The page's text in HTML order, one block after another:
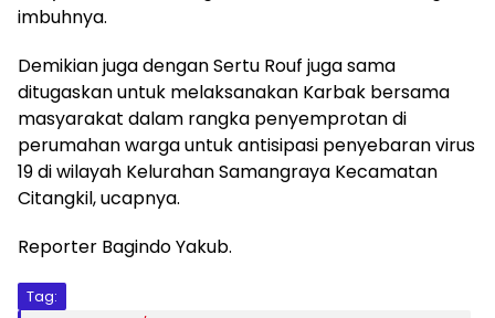
imbuhnya.
Demikian juga dengan Sertu Rouf juga sama
ditugaskan untuk melaksanakan Karbak bersama
masyarakat dalam rangka penyemprotan di
perumahan warga untuk antisipasi penyebaran virus
19 di wilayah Kelurahan Samangraya Kecamatan
Citangkil, ucapnya.
Reporter Bagindo Yakub.
Tag: